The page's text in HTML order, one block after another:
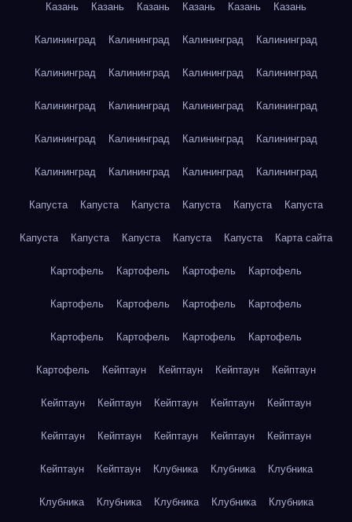
Казань Казань Казань Казань Казань Казань
Калининград Калининград Калининград Калининград
Калининград Калининград Калининград Калининград
Калининград Калининград Калининград Калининград
Калининград Калининград Калининград Калининград
Калининград Калининград Калининград Калининград
Капуста Капуста Капуста Капуста Капуста Капуста
Капуста Капуста Капуста Капуста Капуста Карта сайта
Картофель Картофель Картофель Картофель
Картофель Картофель Картофель Картофель
Картофель Картофель Картофель Картофель
Картофель Кейптаун Кейптаун Кейптаун Кейптаун
Кейптаун Кейптаун Кейптаун Кейптаун Кейптаун
Кейптаун Кейптаун Кейптаун Кейптаун Кейптаун
Кейптаун Кейптаун Клубника Клубника Клубника
Клубника Клубника Клубника Клубника Клубника